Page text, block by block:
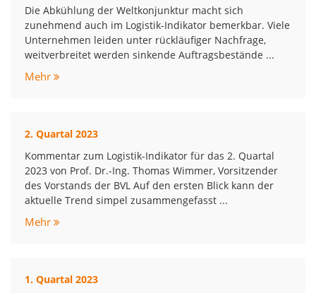
Die Abkühlung der Weltkonjunktur macht sich
zunehmend auch im Logistik-Indikator bemerkbar. Viele
Unternehmen leiden unter rückläufiger Nachfrage,
weitverbreitet werden sinkende Auftragsbestände ...
Mehr
2. Quartal 2023
Kommentar zum Logistik-Indikator für das 2. Quartal
2023 von Prof. Dr.-Ing. Thomas Wimmer, Vorsitzender
des Vorstands der BVL Auf den ersten Blick kann der
aktuelle Trend simpel zusammengefasst ...
Mehr
1. Quartal 2023